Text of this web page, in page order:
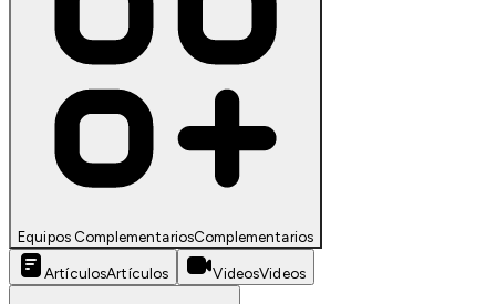
Equipos ComplementariosComplementarios
ArtículosArtículos VideosVideos